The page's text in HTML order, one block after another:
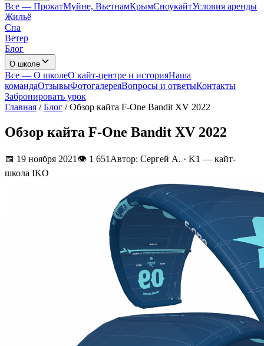
Все — ПрокатМуйне, ВьетнамКрымСноукайтУсловия аренды
Жильё
Спа
Ветер
Блог
О школе
Все — О школеО кайт-центре и историяНаша
командаОтзывыФотогалереяВопросы и ответыКонтакты
Забронировать урок
Главная /Блог /Обзор кайта F-One Bandit XV 2022
Обзор кайта F-One Bandit XV 2022
📅 19 ноября 2021 👁 1 651 Автор: Сергей А. · K1 — кайт-
школа IKO